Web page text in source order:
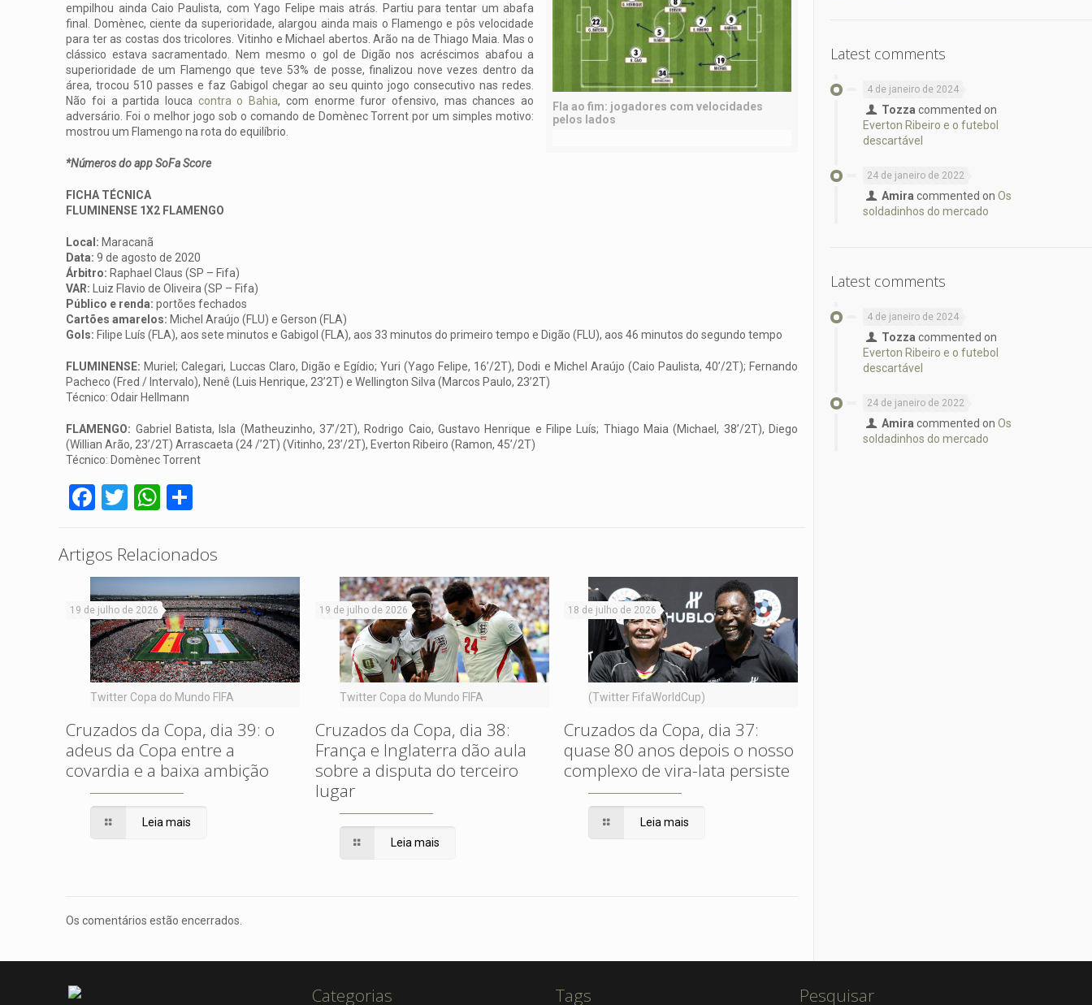
Fla ao fim: jogadores com velocidades
pelos lados
empilhou ainda Caio Paulista, com Yago Felipe mais atrás. Partiu para tentar um abafa
final. Domènec, ciente da superioridade, alargou ainda mais o Flamengo e pôs velocidade
para ter as costas dos tricolores. Vitinho e Michael abertos. Arão na de Thiago Maia. Mas o
clássico estava sacramentado. Nem mesmo o gol de Digão nos acréscimos abafou a
superioridade de um Flamengo que teve 53% de posse, finalizou nove vezes dentro da
área, trocou 510 passes e faz Gabigol chegar ao seu quinto jogo consecutivo nas redes.
Não foi a partida louca contra o Bahia, com enorme furor ofensivo, mas chances ao
adversário. Foi o melhor jogo sob o comando de Domènec Torrent por um simples motivo:
mostrou um Flamengo na rota do equilíbrio.
*Números do app SoFa Score
FICHA TÉCNICA
FLUMINENSE 1X2 FLAMENGO
Local: Maracanã
Data: 9 de agosto de 2020
Árbitro: Raphael Claus (SP – Fifa)
VAR: Luiz Flavio de Oliveira (SP – Fifa)
Público e renda: portões fechados
Cartões amarelos: Michel Araújo (FLU) e Gerson (FLA)
Gols: Filipe Luís (FLA), aos sete minutos e Gabigol (FLA), aos 33 minutos do primeiro tempo e Digão (FLU), aos 46 minutos do segundo tempo
FLUMINENSE: Muriel; Calegari, Luccas Claro, Digão e Egídio; Yuri (Yago Felipe, 16’/2T), Dodi e Michel Araújo (Caio Paulista, 40’/2T); Fernando
Pacheco (Fred / Intervalo), Nenê (Luis Henrique, 23’2T) e Wellington Silva (Marcos Paulo, 23’2T)
Técnico: Odair Hellmann
FLAMENGO: Gabriel Batista, Isla (Matheuzinho, 37’/2T), Rodrigo Caio, Gustavo Henrique e Filipe Luís; Thiago Maia (Michael, 38’/2T), Diego
(Willian Arão, 23’/2T) Arrascaeta (24 /’2T) (Vitinho, 23’/2T), Everton Ribeiro (Ramon, 45’/2T)
Técnico: Domènec Torrent
Facebook
TwitterWhatsApp
Artigos Relacionados
Twitter Copa do Mundo FIFA
19 de julho de 2026
Cruzados da Copa, dia 39: o
adeus da Copa entre a
covardia e a baixa ambição
Leia mais
Twitter Copa do Mundo FIFA
19 de julho de 2026
Cruzados da Copa, dia 38:
França e Inglaterra dão aula
sobre a disputa do terceiro
lugar
Leia mais
(Twitter FifaWorldCup)
18 de julho de 2026
Cruzados da Copa, dia 37:
quase 80 anos depois o nosso
complexo de vira-lata persiste
Leia mais
Os comentários estão encerrados.
Latest comments
4 de janeiro de 2024
Tozza commented on
Everton Ribeiro e o futebol
descartável
24 de janeiro de 2022
Amira commented on Os
soldadinhos do mercado
Latest comments
4 de janeiro de 2024
Tozza commented on
Everton Ribeiro e o futebol
descartável
24 de janeiro de 2022
Amira commented on Os
soldadinhos do mercado
Categorias Tags Pesquisar